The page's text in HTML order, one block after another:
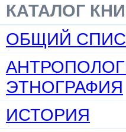
КАТАЛОГ
ОБЩИЙ
ЭТНОГРАФИЯ
ИСТОРИЯ